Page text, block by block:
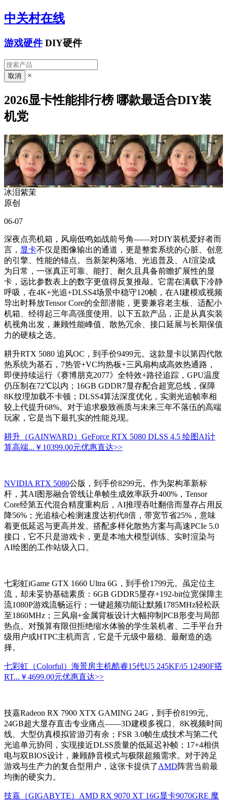
中关村在线
游戏硬件 DIY硬件
×
2026显卡性能排行榜 哪款最适合DIY装
机党
冰泪紫茉
原创
06-07
深夜点亮机箱，风扇低鸣如战前号角——对DIY装机爱好者而
言， 显卡不仅是图像输出的通道，更是整套系统的心脏、创意
的引擎、性能的锚点。当新架构落地、光追普及、AI渲染成
为日常，一张真正可靠、能打、耐久且具备前瞻扩展性的显
卡，远比参数表上的数字更值得反复推敲。它需在满载下冷静
呼吸，在4K+光追+DLSS4场景中稳守120帧，在AI建模或视频
导出时释放Tensor Core的全部潜能，更要兼容老主板、适配小
机箱、经得起三年高强度使用。以下五款产品，正是从真实装
机视角出发，兼顾性能峰值、散热冗余、接口延展与长期保值
力的硬核之选。
耕升RTX 5080 追风OC，到手价9499元。这款显卡以第四代散
热系统为基石，7热管+VC均热板+三风扇构成高效热通路，
即便持续运行《赛博朋克2077》全特效+路径追踪，GPU温度
仍压制在72℃以内；16GB GDDR7显存配合超宽总线，保障
8K纹理加载不卡顿；DLSS4算法深度优化，实测光追帧率相
较上代提升68%。对于追求极致画质与未来三年不落伍的高端
玩家，它是当下最扎实的性能兑现。
耕升（GAINWARD）GeForce RTX 5080 DLSS 4.5 绘图AI计
算高端... ￥10399.00元优惠直达>>
NVIDIA RTX 5080公版，到手价8299元。作为架构革新标
杆，其AI图形融合管线让单帧生成效率跃升400%，Tensor
Core经第五代混合精度重构后，AI推理吞吐翻倍而显存占用反
降56%；光追核心检测速度达初代8倍，带宽节省25%，意味
着更低延迟与更高并发。搭配多样化散热方案与高速PCIe 5.0
接口，它不只是游戏卡，更是本地大模型训练、实时渲染与
AI绘图的工作站级入口。
七彩虹iGame GTX 1660 Ultra 6G，到手价1799元。虽定位主
流，却未妥协基础素质：6GB GDDR5显存+192-bit位宽保障主
流1080P游戏流畅运行；一键超频功能让默频1785MHz轻松跃
至1860MHz；三风扇+金属背板设计大幅抑制PCB形变与局部
热点。对预算有限但拒绝缩水体验的学生装机者、二手平台升
级用户或HTPC主机而言，它是千元级中最稳、最耐造的选
择。
七彩虹（Colorful）海景房主机酷睿15代U5 245KF/i5 12490F搭
RT... ￥4699.00元优惠直达>>
技嘉Radeon RX 7900 XTX GAMING 24G，到手价8199元。
24GB超大显存直击专业痛点——3D建模多视口、8K视频时间
线、大型仿真模拟皆游刃有余；FSR 3.0帧生成技术与第二代
光追单元协同，实现接近DLSS质量的低延迟补帧；17+4相供
电与双BIOS设计，兼顾静音模式与极限超频需求。对于跨足
游戏与生产力的复合型用户，这张卡提供了AMD阵营当前最
均衡的硬实力。
技嘉（GIGABYTE）AMD RX 9070 XT 16G显卡9070GRE 魔